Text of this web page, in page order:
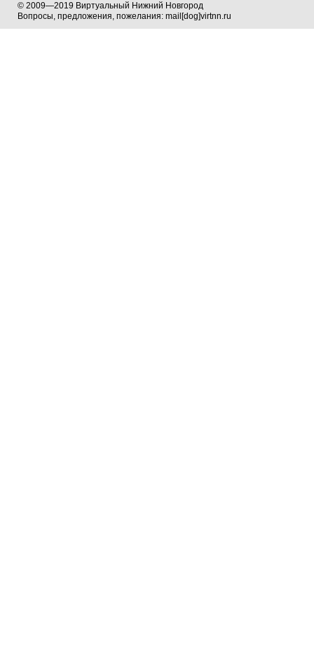
© 2009—2019 Виртуальный Нижний Новгород
Вопросы, предложения, пожелания: mail[dog]virtnn.ru